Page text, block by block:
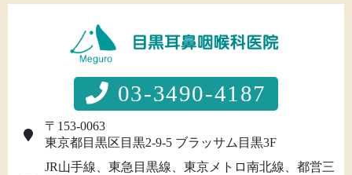
03-3490-4187
〒153-0063
東京都目黒区目黒2-9-5 ブラッサム目黒3F
JR山手線、東急目黒線、東京メトロ南北線、都営三